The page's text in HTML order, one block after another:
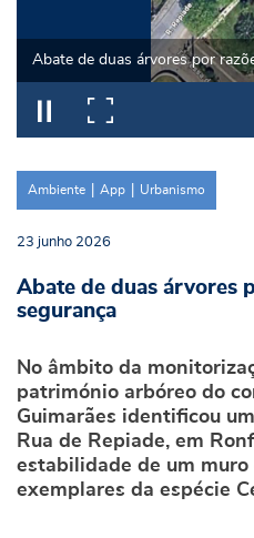
Abate de duas árvores por
Ambiente App Urbanismo
23 junho 2026
Abate de duas árvores
segurança
No âmbito da
património arbóreo do
Guimarães identificou
Rua de Repiade, em
estabilidade de um
exemplares da espécie